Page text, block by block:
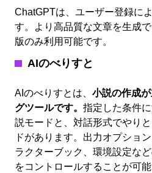
ChatGPTは、ユーザー登録に
す。より高品質な文章を生成
版のみ利用可能です。
AIのべりすと
AIのべりすとは、 小説の作成
グツールです。 指定した条件
説モードと、対話形式でやり
ドがあります。出力オプショ
ラクターブック、環境設定な
をコントロールすることが可能